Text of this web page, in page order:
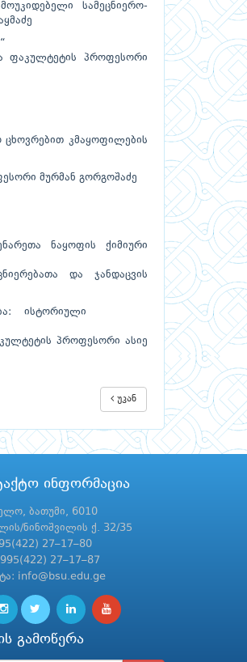
სამეცნიერო-
ფაკულტეტის პროფესორი
ცხოვრებით კმაყოფილების
მურმან გორგოშაძე
ნაყოფის ქიმიური
და ჯანდაცვის
ისტორიული
პროფესორი ასიე
უკან
ინფორმაცია
ბათუმი, 6010
ნინოშვილის ქ. 32/35
27–17–80
27–17–87
info@bsu.edu.ge
გამოწერა